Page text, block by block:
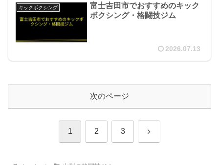
キックボクシング
富士吉田市でおすすめのキック
ボクシング・格闘技ジム
2026.07.13
次のページ
1 2 3 次